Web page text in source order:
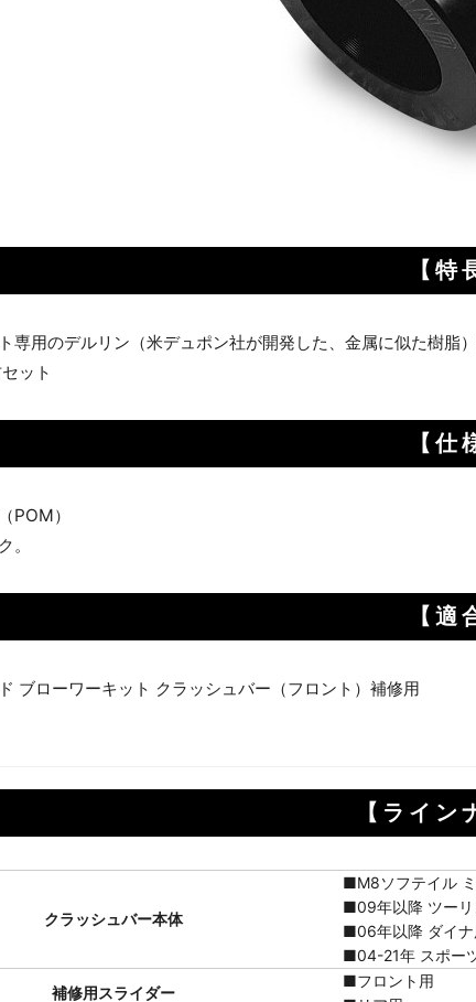
【特
専用のデルリン（米デュポン社が開発した、金属に似た樹脂）
ット
【仕
POM）
。
【適
ブローワーキット クラッシュバー（フロント）補修用
【ライン
クラッシュバー本体
■M8ソフテイル
■09年以降 ツーリ
■06年以降 ダイナ
■04-21年 スポー
補修用スライダー
■フロント用